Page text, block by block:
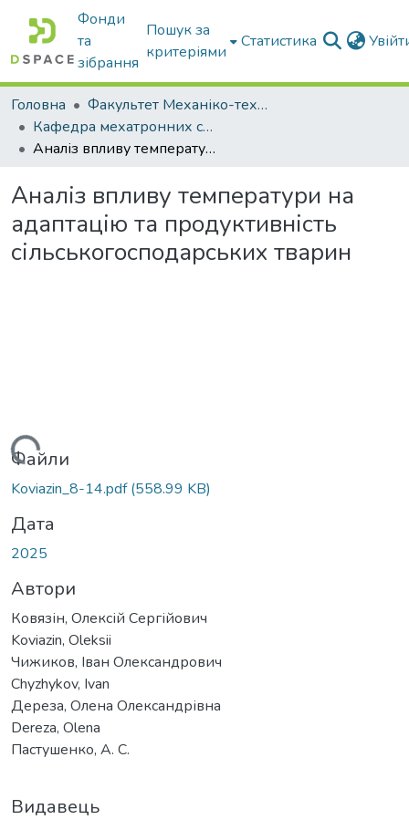
Фонди
та
зібрання
Пошук за
критеріями
Статистика
Головна
Факультет Механіко-технологічний
Кафедра мехатронних систем тракторів та сільскогосподарських машин
Аналіз впливу температури на адаптацію та продуктивність сільськогосподарських тварин
Аналіз впливу температури на
адаптацію та продуктивність
сільськогосподарських тварин
Файли
Koviazin_8-14.pdf(558.99 KB)
Дата
2025
Автори
Ковязін, Олексій Сергійович
Koviazin, Oleksii
Чижиков, Іван Олександрович
Chyzhykov, Ivan
Дереза, Олена Олександрівна
Dereza, Olena
Пастушенко, А. С.
Видавець